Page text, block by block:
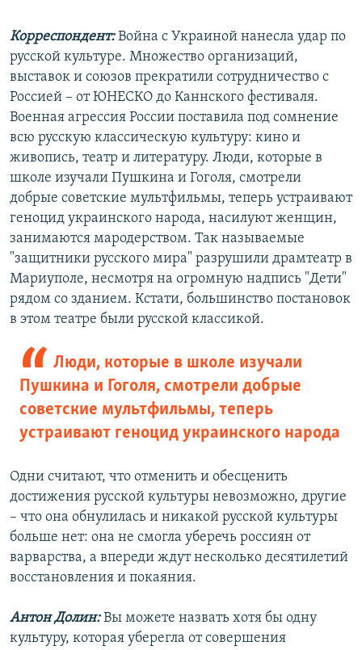
Корреспондент:Война с Украиной нанесла удар по
русской культуре. Множество организаций,
выставок и союзов прекратили сотрудничество с
Россией – от ЮНЕСКО до Каннского фестиваля.
Военная агрессия России поставила под сомнение
всю русскую классическую культуру: кино и
живопись, театр и литературу. Люди, которые в
школе изучали Пушкина и Гоголя, смотрели
добрые советские мультфильмы, теперь устраивают
геноцид украинского народа, насилуют женщин,
занимаются мародерством. Так называемые
"защитники русского мира" разрушили драмтеатр в
Мариуполе, несмотря на огромную надпись "Дети"
рядом со зданием. Кстати, большинство постановок
в этом театре были русской классикой.
Люди, которые в школе изучали
Пушкина и Гоголя, смотрели добрые
советские мультфильмы, теперь
устраивают геноцид украинского народа
Одни считают, что отменить и обесценить
достижения русской культуры невозможно, другие
– что она обнулилась и никакой русской культуры
больше нет: она не смогла уберечь россиян от
варварства, а впереди ждут несколько десятилетий
восстановления и покаяния.
Антон Долин:Вы можете назвать хотя бы одну
культуру, которая уберегла от совершения